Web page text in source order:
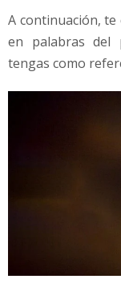
u
K
a
A continuación,
en palabras del
tengas como